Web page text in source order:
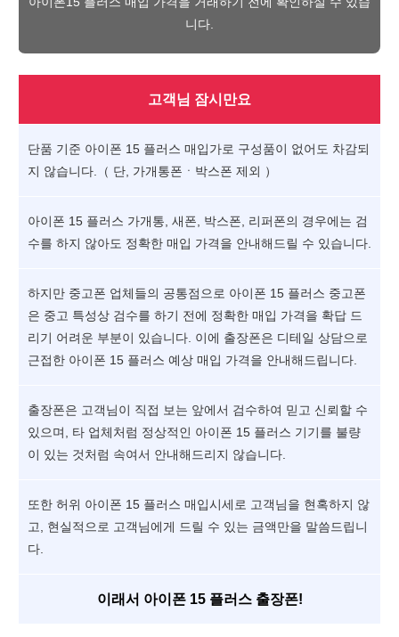
니다.
고객님 잠시만요
단품 기준 아이폰 15 플러스 매입가로 구성품이 없어도 차감되
지 않습니다.（ 단, 가개통폰ㆍ박스폰 제외 ）
아이폰 15 플러스 가개통, 새폰, 박스폰, 리퍼폰의 경우에는 검
수를 하지 않아도 정확한 매입 가격을 안내해드릴 수 있습니다.
하지만 중고폰 업체들의 공통점으로 아이폰 15 플러스 중고폰
은 중고 특성상 검수를 하기 전에 정확한 매입 가격을 확답 드
리기 어려운 부분이 있습니다. 이에 출장폰은 디테일 상담으로
근접한 아이폰 15 플러스 예상 매입 가격을 안내해드립니다.
출장폰은 고객님이 직접 보는 앞에서 검수하여 믿고 신뢰할 수
있으며, 타 업체처럼 정상적인 아이폰 15 플러스 기기를 불량
이 있는 것처럼 속여서 안내해드리지 않습니다.
또한 허위 아이폰 15 플러스 매입시세로 고객님을 현혹하지 않
고, 현실적으로 고객님에게 드릴 수 있는 금액만을 말씀드립니
다.
이래서 아이폰 15 플러스 출장폰!